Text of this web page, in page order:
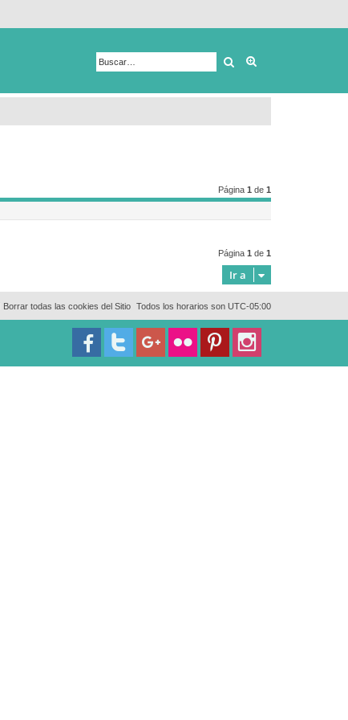
Buscar
Página 1 de 1
Página 1 de 1
Ir a
Todos los horarios son UTC-05:00
Borrar todas las cookies del Sitio